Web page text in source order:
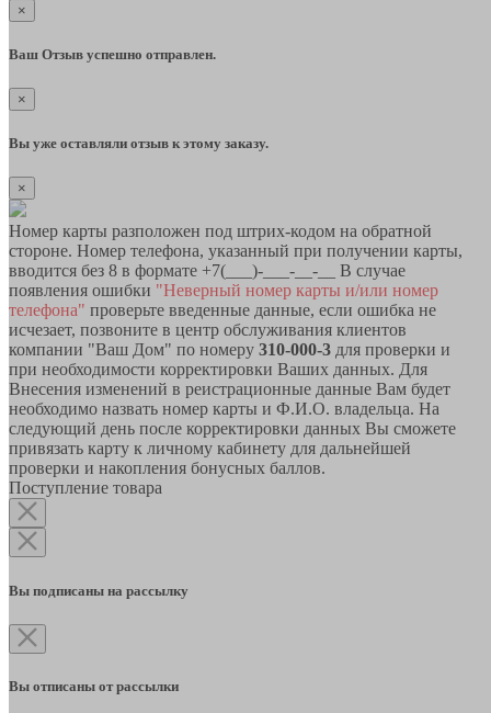
×
Ваш Отзыв успешно отправлен.
×
Вы уже оставляли отзыв к этому заказу.
×
Номер карты разположен под штрих-кодом на обратной
стороне. Номер телефона, указанный при получении карты,
вводится без 8 в формате +7(___)-___-__-__ В случае
появления ошибки "Неверный номер карты и/или номер
телефона" проверьте введенные данные, если ошибка не
исчезает, позвоните в центр обслуживания клиентов
компании "Ваш Дом" по номеру 310-000-3 для проверки и
при необходимости корректировки Ваших данных. Для
Внесения изменений в реистрационные данные Вам будет
необходимо назвать номер карты и Ф.И.О. владельца. На
следующий день после корректировки данных Вы сможете
привязать карту к личному кабинету для дальнейшей
проверки и накопления бонусных баллов.
Поступление товара
Вы подписаны на рассылку
Вы отписаны от рассылки